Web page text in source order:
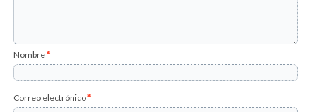
Nombre*
Correo electrónico*